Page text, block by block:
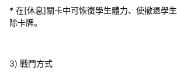
* 在[休息]關卡中可恢復學生體力、使撤退學
除卡牌。
3) 戰鬥方式